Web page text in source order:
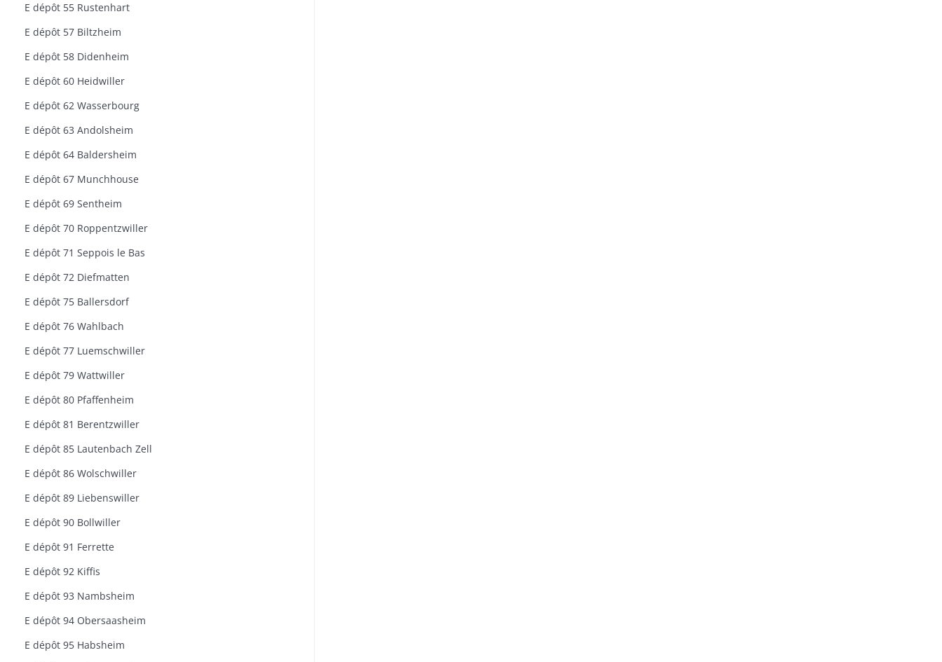
E dépôt 55 Rustenhart
E dépôt 57 Biltzheim
E dépôt 58 Didenheim
E dépôt 60 Heidwiller
E dépôt 62 Wasserbourg
E dépôt 63 Andolsheim
E dépôt 64 Baldersheim
E dépôt 67 Munchhouse
E dépôt 69 Sentheim
E dépôt 70 Roppentzwiller
E dépôt 71 Seppois le Bas
E dépôt 72 Diefmatten
E dépôt 75 Ballersdorf
E dépôt 76 Wahlbach
E dépôt 77 Luemschwiller
E dépôt 79 Wattwiller
E dépôt 80 Pfaffenheim
E dépôt 81 Berentzwiller
E dépôt 85 Lautenbach Zell
E dépôt 86 Wolschwiller
E dépôt 89 Liebenswiller
E dépôt 90 Bollwiller
E dépôt 91 Ferrette
E dépôt 92 Kiffis
E dépôt 93 Nambsheim
E dépôt 94 Obersaasheim
E dépôt 95 Habsheim